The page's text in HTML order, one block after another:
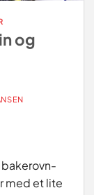
og
bakerovn-
med et lite